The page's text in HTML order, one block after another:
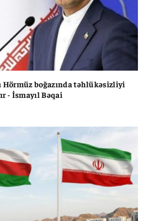
Hörmüz boğazında təhlükəsizliyi
- İsmayıl Bəqai